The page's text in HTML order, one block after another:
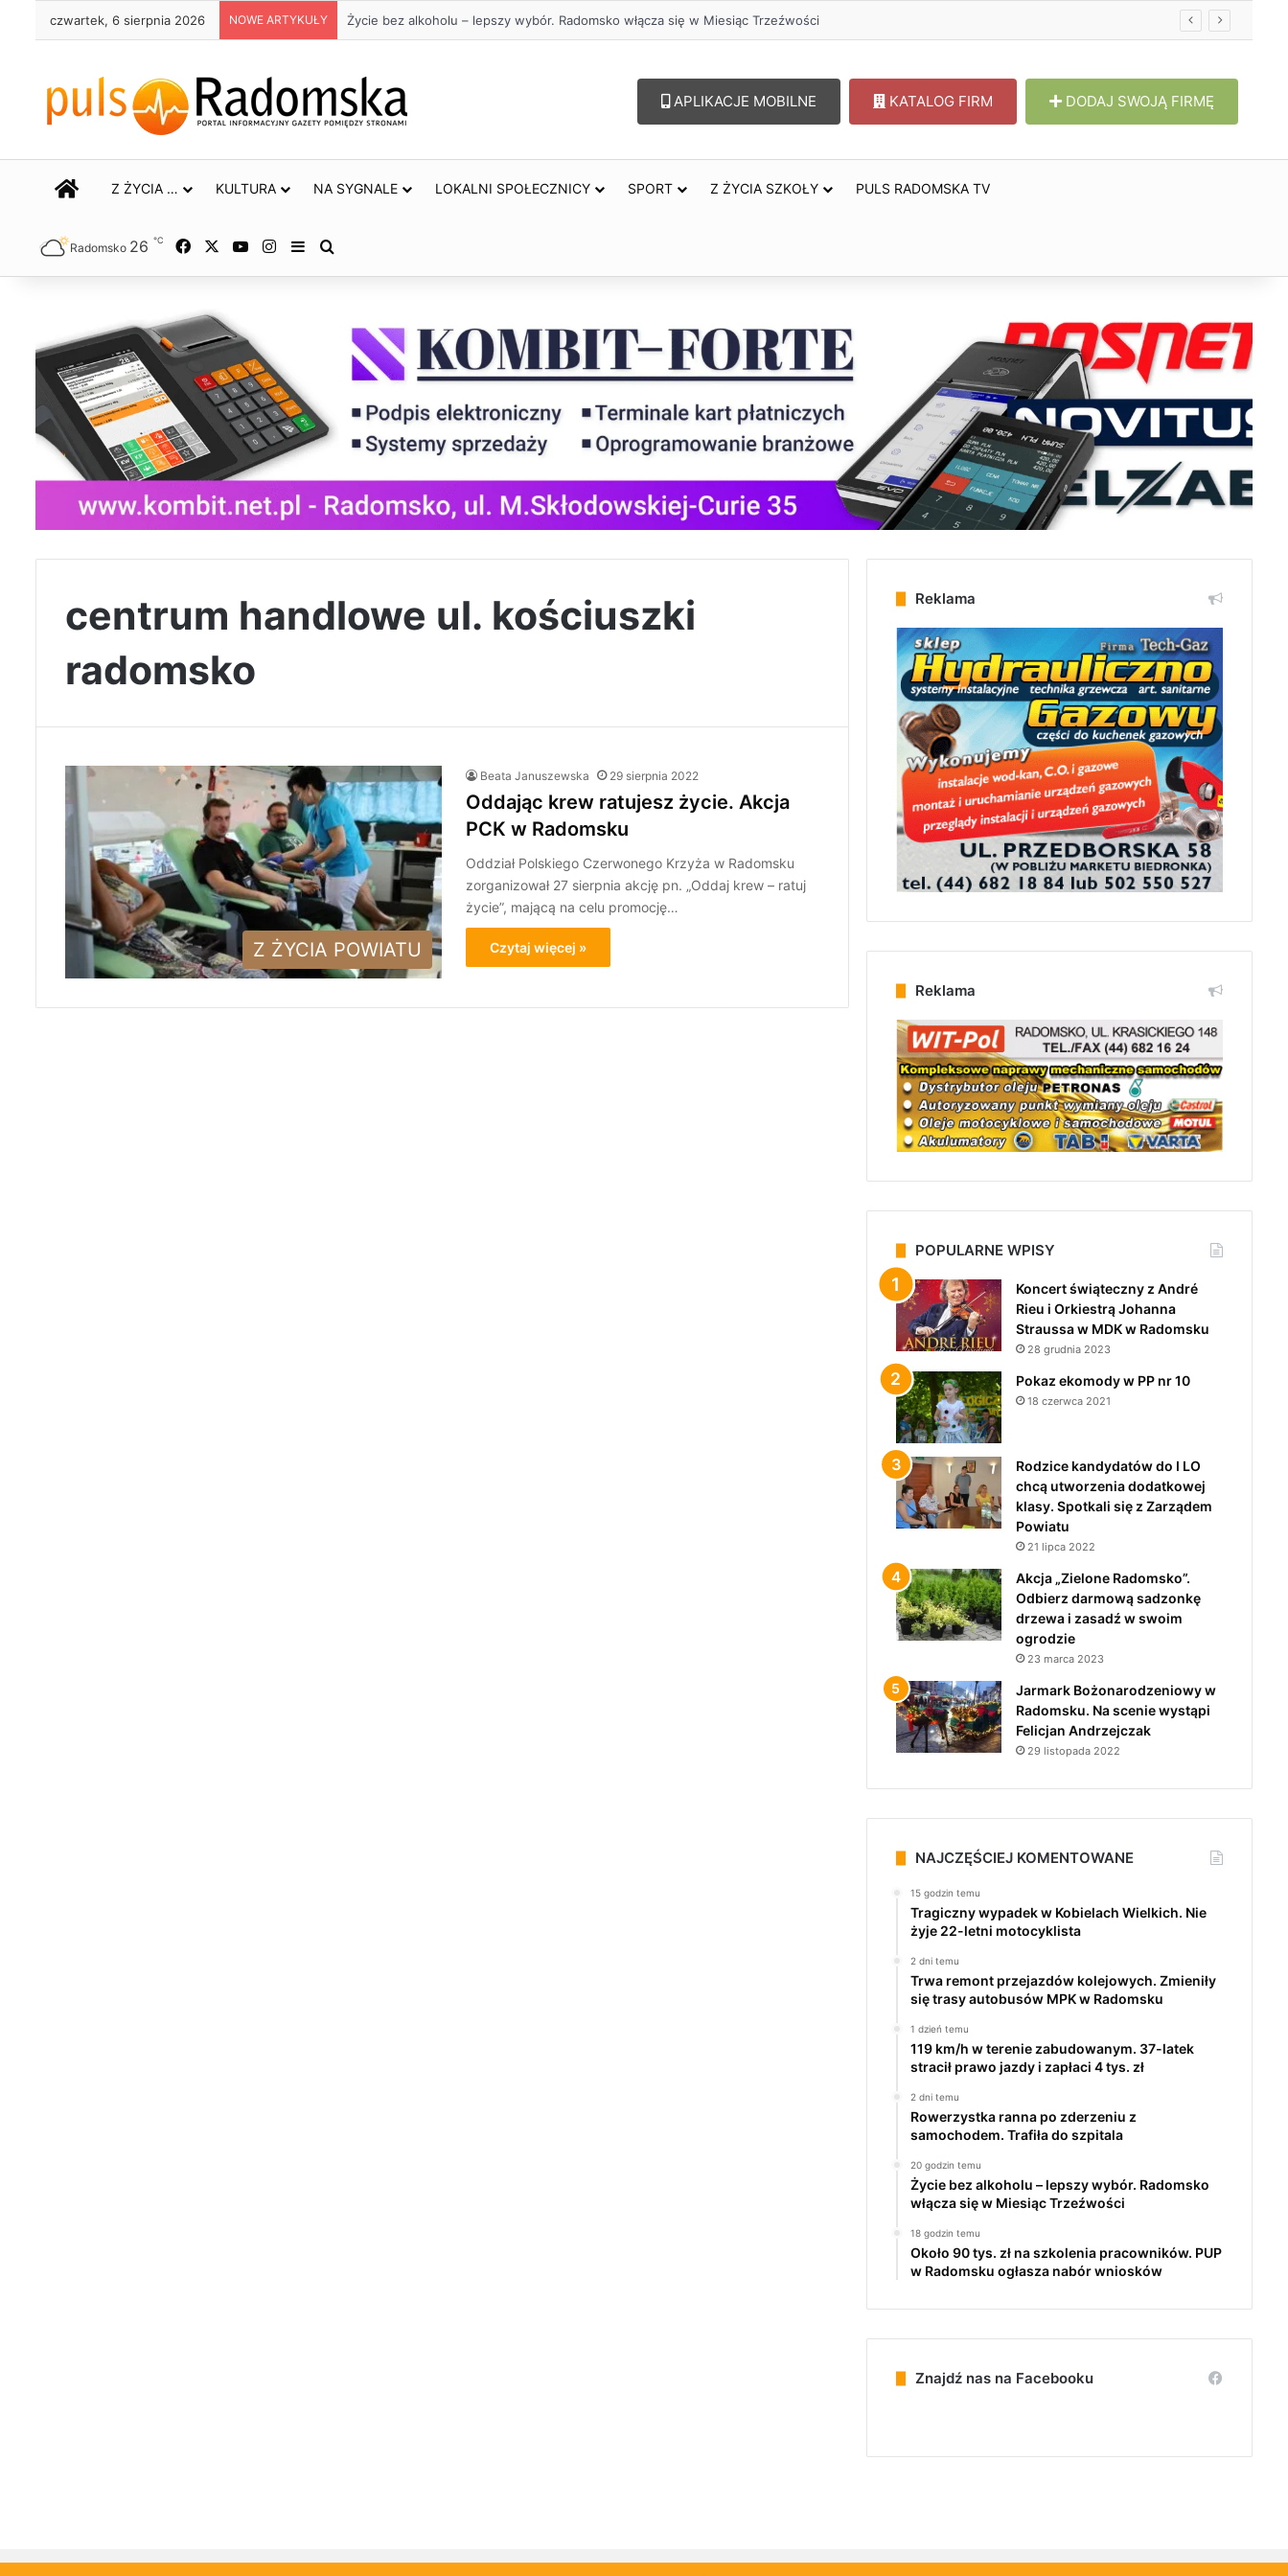
czwartek, 6 sierpnia 2026 NOWE ARTYKUŁY Życie bez alkoholu – lepszy wybór. Radomsko włącza się w Miesiąc Trzeźwości
APLIKACJE MOBILNE KATALOG FIRM DODAJ SWOJĄ FIRMĘ
STRONA GŁÓWNA
Z ŻYCIA … KULTURA NA SYGNALE LOKALNI SPOŁECZNICY SPORT Z ŻYCIA SZKOŁY PULS RADOMSKA TV
Radomsko 26 ℃ Facebook YouTubeInstagram
Sidebar
centrum handlowe ul. kościuszki
radomsko
Z ŻYCIA POWIATU
Beata Januszewska 29 sierpnia 2022
Oddając krew ratujesz życie. Akcja
PCK w Radomsku
Oddział Polskiego Czerwonego Krzyża w Radomsku
zorganizował 27 sierpnia akcję pn. „Oddaj krew – ratuj
życie”, mającą na celu promocję…
Czytaj więcej »
Reklama
Reklama
POPULARNE WPISY
Koncert świąteczny z André
Rieu i Orkiestrą Johanna
Straussa w MDK w Radomsku
28 grudnia 2023
Pokaz ekomody w PP nr 10
18 czerwca 2021
Rodzice kandydatów do I LO
chcą utworzenia dodatkowej
klasy. Spotkali się z Zarządem
Powiatu
21 lipca 2022
Akcja „Zielone Radomsko”.
Odbierz darmową sadzonkę
drzewa i zasadź w swoim
ogrodzie
23 marca 2023
Jarmark Bożonarodzeniowy w
Radomsku. Na scenie wystąpi
Felicjan Andrzejczak
29 listopada 2022
NAJCZĘŚCIEJ KOMENTOWANE
15 godzin temu
Tragiczny wypadek w Kobielach Wielkich. Nie
żyje 22-letni motocyklista
2 dni temu
Trwa remont przejazdów kolejowych. Zmieniły
się trasy autobusów MPK w Radomsku
1 dzień temu
119 km/h w terenie zabudowanym. 37-latek
stracił prawo jazdy i zapłaci 4 tys. zł
2 dni temu
Rowerzystka ranna po zderzeniu z
samochodem. Trafiła do szpitala
20 godzin temu
Życie bez alkoholu – lepszy wybór. Radomsko
włącza się w Miesiąc Trzeźwości
18 godzin temu
Około 90 tys. zł na szkolenia pracowników. PUP
w Radomsku ogłasza nabór wniosków
Znajdź nas na Facebooku